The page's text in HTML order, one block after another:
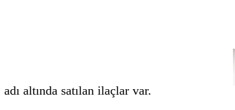
adı altında satılan ilaçlar var.